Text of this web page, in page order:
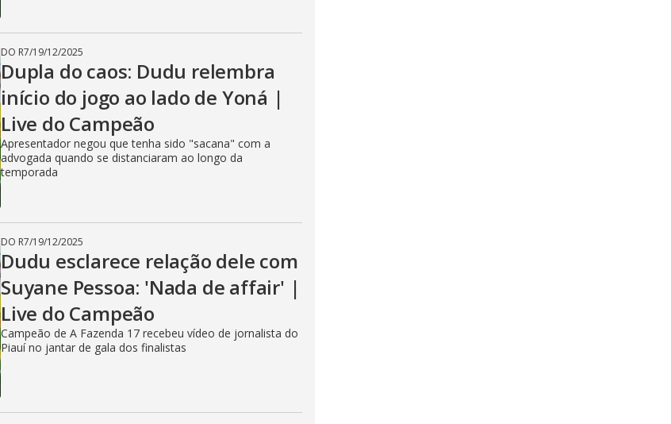
DO R7/19/12/2025
Dupla do caos: Dudu relembra
início do jogo ao lado de Yoná |
Live do Campeão
Apresentador negou que tenha sido "sacana" com a
advogada quando se distanciaram ao longo da
temporada
DO R7/19/12/2025
Dudu esclarece relação dele com
Suyane Pessoa: 'Nada de affair' |
Live do Campeão
Campeão de A Fazenda 17 recebeu vídeo de jornalista do
Piauí no jantar de gala dos finalistas